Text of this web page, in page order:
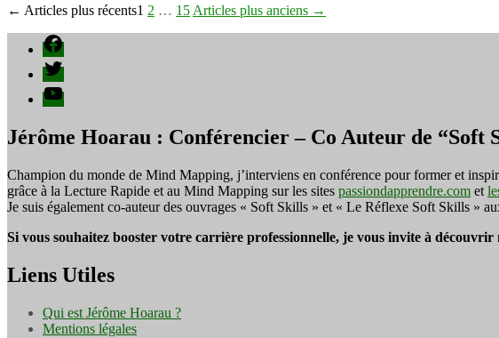
Pagination
des
publications
← Articles plus récents1 2 … 15 Articles plus anciens →
Facebook
Twitter
YouTube
Jérôme Hoarau : Conférencier – Co Auteur de
Champion du monde de Mind Mapping, j’interviens en conférence pour former et
grâce à la Lecture Rapide et au Mind Mapping sur les sites passiondapprendre.com et
Je suis également co-auteur des ouvrages « Soft Skills » et « Le Réflexe Soft Skills »
Si vous souhaitez booster votre carrière professionnelle, je vous invite à découvrir
Liens Utiles
Qui est Jérôme Hoarau ?
Mentions légales